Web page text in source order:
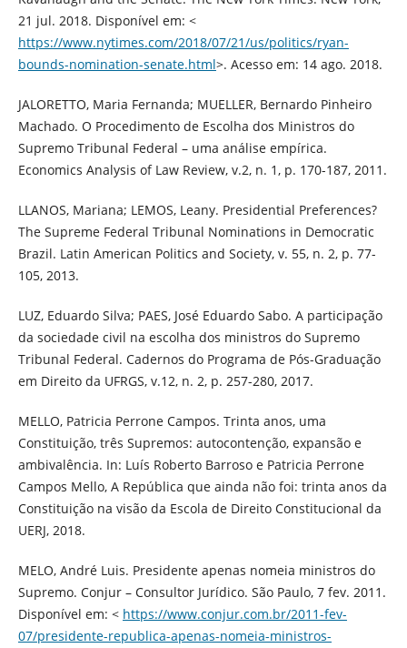
21 jul. 2018. Disponível em: <
https://www.nytimes.com/2018/07/21/us/politics/ryan-
bounds-nomination-senate.html>. Acesso em: 14 ago. 2018.
JALORETTO, Maria Fernanda; MUELLER, Bernardo Pinheiro
Machado. O Procedimento de Escolha dos Ministros do
Supremo Tribunal Federal – uma análise empírica.
Economics Analysis of Law Review, v.2, n. 1, p. 170-187, 2011.
LLANOS, Mariana; LEMOS, Leany. Presidential Preferences?
The Supreme Federal Tribunal Nominations in Democratic
Brazil. Latin American Politics and Society, v. 55, n. 2, p. 77-
105, 2013.
LUZ, Eduardo Silva; PAES, José Eduardo Sabo. A participação
da sociedade civil na escolha dos ministros do Supremo
Tribunal Federal. Cadernos do Programa de Pós-Graduação
em Direito da UFRGS, v.12, n. 2, p. 257-280, 2017.
MELLO, Patricia Perrone Campos. Trinta anos, uma
Constituição, três Supremos: autocontenção, expansão e
ambivalência. In: Luís Roberto Barroso e Patricia Perrone
Campos Mello, A República que ainda não foi: trinta anos da
Constituição na visão da Escola de Direito Constitucional da
UERJ, 2018.
MELO, André Luis. Presidente apenas nomeia ministros do
Supremo. Conjur – Consultor Jurídico. São Paulo, 7 fev. 2011.
Disponível em: < https://www.conjur.com.br/2011-fev-
07/presidente-republica-apenas-nomeia-ministros-